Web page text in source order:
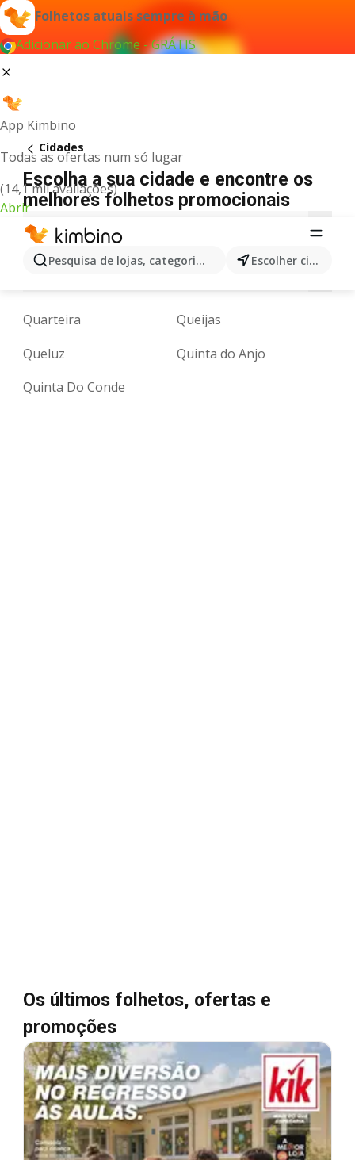
Folhetos atuais sempre à mão
Adicionar ao Chrome - GRÁTIS
App Kimbino
Todas as ofertas num só lugar
(14,1 mil avaliações)
Abrir
Pesquisa de lojas, categorias,produtos... Escolher cidade
Cidades
Escolha a sua cidade e encontre os
melhores folhetos promocionais
A B C J
M
N O P Q R T U V
Quarteira
Queijas
Queluz
Quinta do Anjo
Quinta Do Conde
Os últimos folhetos, ofertas e
promoções